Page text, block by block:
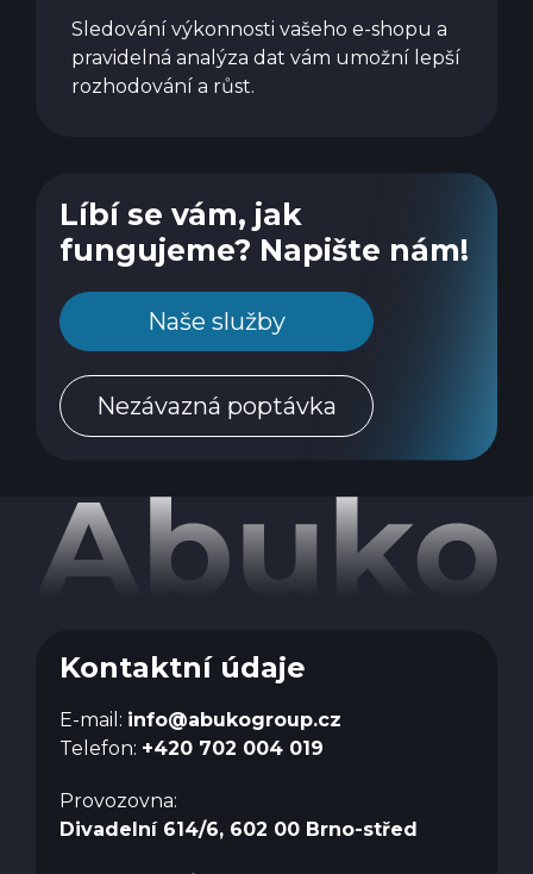
Sledování výkonnosti vašeho e-shopu a
pravidelná analýza dat vám umožní lepší
rozhodování a růst.
Líbí se vám, jak
fungujeme? Napište nám!
Naše služby
Nezávazná poptávka
Kontaktní údaje
E-mail: info@abukogroup.cz
Telefon: +420 702 004 019
Provozovna:
Divadelní 614/6, 602 00 Brno-střed